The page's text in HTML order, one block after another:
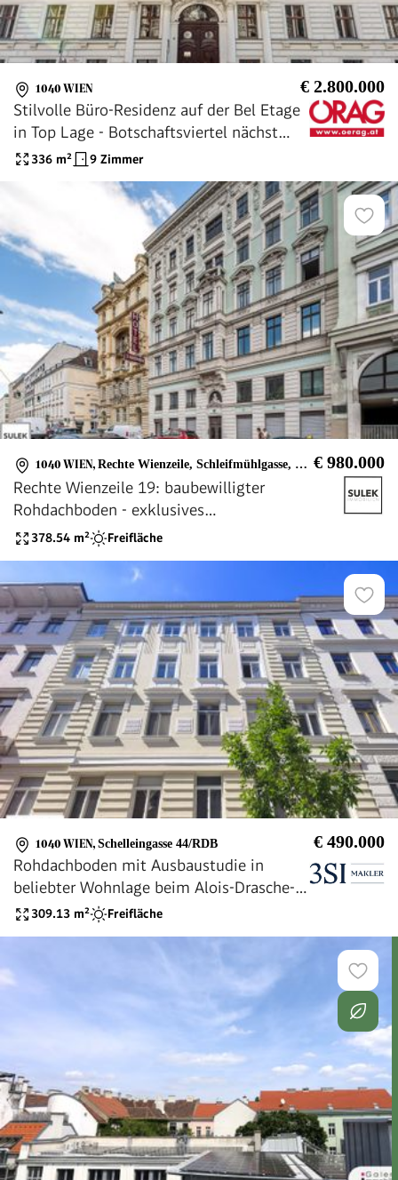
1040 WIEN € 2.800.000
Stilvolle Büro-Residenz auf der Bel Etage
in Top Lage - Botschaftsviertel nächst
Schloss Belvedere - zu kaufen in 1040
336 m² 9 Zimmer
1040 WIEN, Rechte Wienzeile, Schleifmühlgasse, Operngasse, Naschmarkt € 980.000
Rechte Wienzeile 19: baubewilligter
Rohdachboden - exklusives
Entwicklungsprojekt für zwei Dachgeschoss
Wohnungen mit Freiflächen - Naschmarkt /
378.54 m² Freifläche
1040 WIEN, Schelleingasse 44/RDB € 490.000
Rohdachboden mit Ausbaustudie in
beliebter Wohnlage beim Alois-Drasche-
Park309.13 m² Freifläche